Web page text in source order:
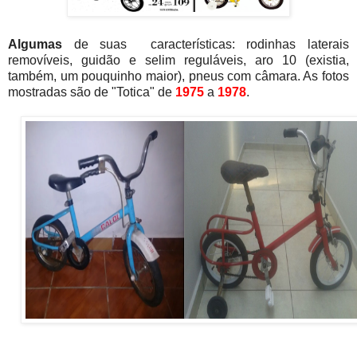
Algumas de suas características: rodinhas laterais
removíveis, guidão e selim reguláveis, aro 10 (existia,
também, um pouquinho maior), pneus com câmara. As fotos
mostradas são de "Totica" de 1975 a 1978.